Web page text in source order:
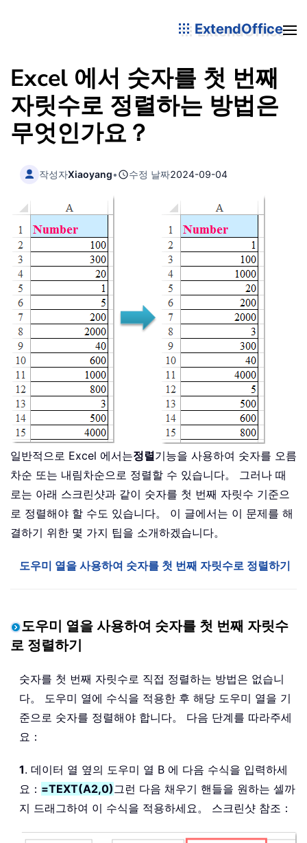
ExtendOffice
Excel 에서 숫자를 첫 번째
자릿수로 정렬하는 방법은
무엇인가요？
작성자Xiaoyang• 수정 날짜2024-09-04
일반적으로 Excel 에서는정렬기능을 사용하여 숫자를 오름
차순 또는 내림차순으로 정렬할 수 있습니다。 그러나 때
로는 아래 스크린샷과 같이 숫자를 첫 번째 자릿수 기준으
로 정렬해야 할 수도 있습니다。 이 글에서는 이 문제를 해
결하기 위한 몇 가지 팁을 소개하겠습니다。
도우미 열을 사용하여 숫자를 첫 번째 자릿수로 정렬하기
도우미 열을 사용하여 숫자를 첫 번째 자릿수
로 정렬하기
숫자를 첫 번째 자릿수로 직접 정렬하는 방법은 없습니
다。 도우미 열에 수식을 적용한 후 해당 도우미 열을 기
준으로 숫자를 정렬해야 합니다。 다음 단계를 따라주세
요：
1. 데이터 열 옆의 도우미 열 B 에 다음 수식을 입력하세
요： =TEXT(A2,0)그런 다음 채우기 핸들을 원하는 셀까
지 드래그하여 이 수식을 적용하세요。 스크린샷 참조：